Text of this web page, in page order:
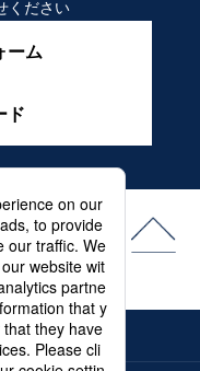
ください
ーム
ド
最新情報